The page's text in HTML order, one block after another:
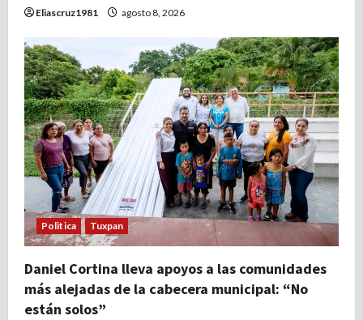
Eliascruz1981 agosto 8, 2026
Politica Tuxpan
Daniel Cortina lleva apoyos a las comunidades
más alejadas de la cabecera municipal: “No
están solos”